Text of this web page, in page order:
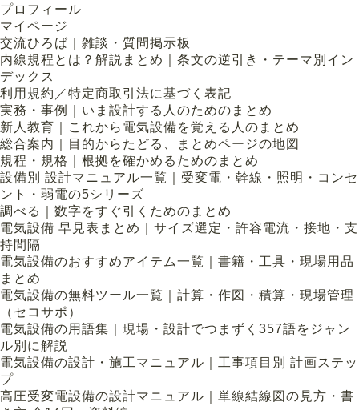
プロフィール
マイページ
交流ひろば｜雑談・質問掲示板
内線規程とは？解説まとめ｜条文の逆引き・テーマ別イン
デックス
利用規約／特定商取引法に基づく表記
実務・事例｜いま設計する人のためのまとめ
新人教育｜これから電気設備を覚える人のまとめ
総合案内｜目的からたどる、まとめページの地図
規程・規格｜根拠を確かめるためのまとめ
設備別 設計マニュアル一覧｜受変電・幹線・照明・コンセ
ント・弱電の5シリーズ
調べる｜数字をすぐ引くためのまとめ
電気設備 早見表まとめ｜サイズ選定・許容電流・接地・支
持間隔
電気設備のおすすめアイテム一覧｜書籍・工具・現場用品
まとめ
電気設備の無料ツール一覧｜計算・作図・積算・現場管理
（セコサポ）
電気設備の用語集｜現場・設計でつまずく357語をジャン
ル別に解説
電気設備の設計・施工マニュアル｜工事項目別 計画ステッ
プ
高圧受変電設備の設計マニュアル｜単線結線図の見方・書